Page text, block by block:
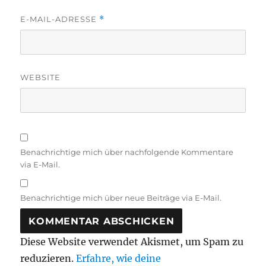
E-MAIL-ADRESSE *
WEBSITE
Benachrichtige mich über nachfolgende Kommentare
via E-Mail.
Benachrichtige mich über neue Beiträge via E-Mail.
Diese Website verwendet Akismet, um Spam zu
reduzieren.Erfahre, wie deine